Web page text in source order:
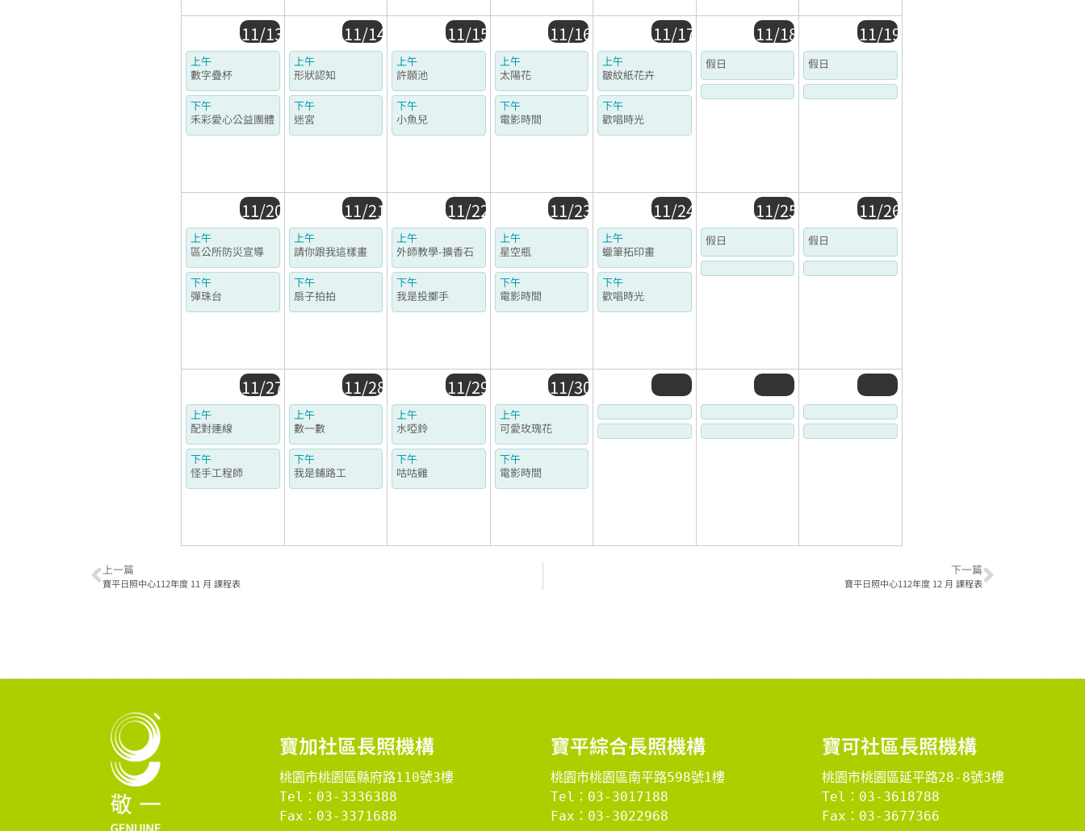
11/13
上午
數字疊杯
下午
禾彩愛心公益團體
11/14
上午
形狀認知
下午
迷宮
11/15
上午
許願池
下午
小魚兒
11/16
上午
太陽花
下午
電影時間
11/17
上午
皺紋紙花卉
下午
歡唱時光
11/18
假日
11/19
假日
11/20
上午
區公所防災宣導
下午
彈珠台
11/21
上午
請你跟我這樣畫
下午
扇子拍拍
11/22
上午
外師教學-擴香石
下午
我是投擲手
11/23
上午
星空瓶
下午
電影時間
11/24
上午
蠟筆拓印畫
下午
歡唱時光
11/25
假日
11/26
假日
11/27
上午
配對連線
下午
怪手工程師
11/28
上午
數一數
下午
我是鋪路工
11/29
上午
水啞鈴
下午
咕咕雞
11/30
上午
可愛玫瑰花
下午
電影時間
上一篇
寶平日照中心112年度 11 月 課程表
下一篇
寶平日照中心112年度 12 月 課程表
寶加社區長照機構
桃園市桃園區縣府路110號3樓
Tel：03-3336388
Fax：03-3371688
​寶平綜合長照機構​
桃園市桃園區南平路598號1樓
Tel：03-3017188
Fax：03-3022968
​寶可社區長照機構​
桃園市桃園區延平路28-8號3樓
Tel：03-3618788
Fax：03-3677366